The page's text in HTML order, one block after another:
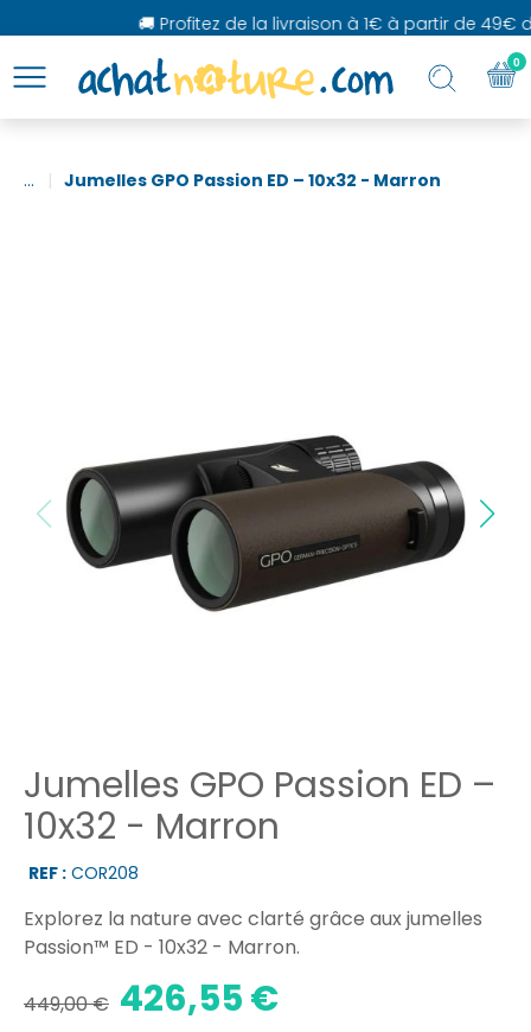
🚚 Profitez de la livraison à 1€ à partir de 49€
... Jumelles GPO Passion ED – 10x32 - Marron
Jumelles GPO Passion ED –
10x32 - Marron
REF : COR208
Explorez la nature avec clarté grâce aux jumelles
Passion™ ED - 10x32 - Marron.
449,00 € 426,55 €
0